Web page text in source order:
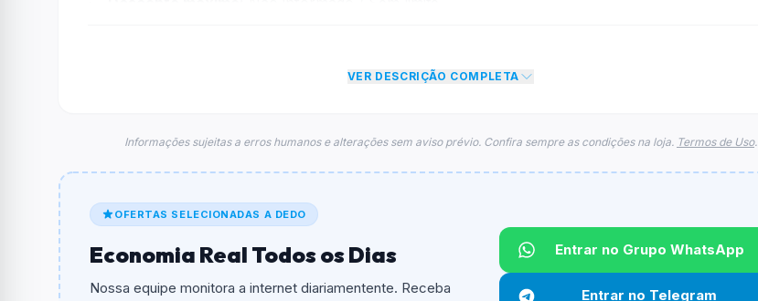
dará um desconto de 10% no total do carrinho, não foram
econtradas informações sobre restrição de teto máximo para esse cupom.
O cupom dá10% OFFem compras.
Qual é o valor minimo de compra?
O valor minimo de compra é R$ 39,90.
VER DESCRIÇÃO COMPLETA
Informações sujeitas a erros humanos e alterações sem aviso prévio. Confira sempre as condições na loja. Termos de Uso.
OFERTAS SELECIONADAS A DEDO
Economia Real Todos os Dias
Nossa equipe monitora a internet diariamentente. Receba
Entrar no Grupo WhatsApp
Entrar no Telegram